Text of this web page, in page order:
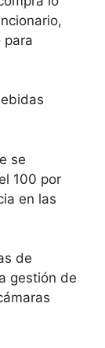
para
se
100 por
en las
de
gestión de